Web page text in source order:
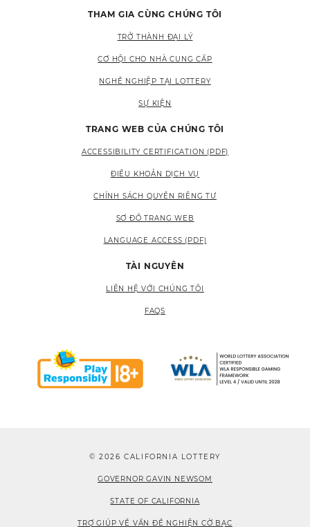
THAM GIA CÙNG CHÚNG TÔI
TRỞ THÀNH ĐẠI LÝ
CƠ HỘI CHO NHÀ CUNG CẤP
NGHỀ NGHIỆP TẠI LOTTERY
SỰ KIỆN
TRANG WEB CỦA CHÚNG TÔI
ACCESSIBILITY CERTIFICATION (PDF)
ĐIỀU KHOẢN DỊCH VỤ
CHÍNH SÁCH QUYỀN RIÊNG TƯ
SƠ ĐỒ TRANG WEB
LANGUAGE ACCESS (PDF)
TÀI NGUYÊN
LIÊN HỆ VỚI CHÚNG TÔI
FAQS
© 2026 CALIFORNIA LOTTERY
GOVERNOR GAVIN NEWSOM
STATE OF CALIFORNIA
TRỢ GIÚP VỀ VẤN ĐỀ NGHIỆN CỜ BẠC